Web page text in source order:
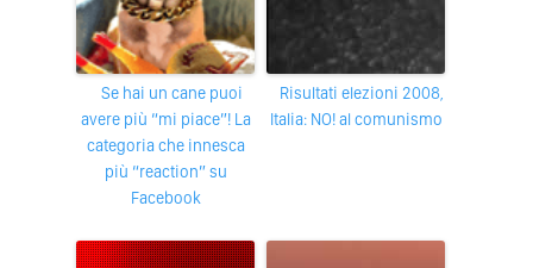
Se hai un cane puoi
avere più “mi piace”! La
categoria che innesca
più “reaction” su
Facebook
Risultati elezioni 2008,
Italia: NO! al comunismo